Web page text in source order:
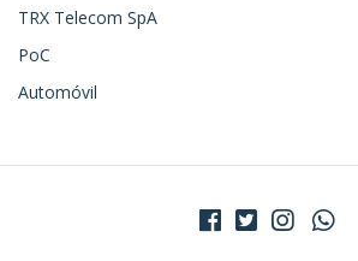
TRX Telecom SpA
PoC
Automóvil